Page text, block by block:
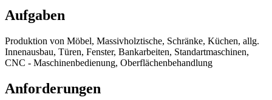
Aufgaben
Produktion von Möbel, Massivholztische, Schränke, Küchen, allg.
Innenausbau, Türen, Fenster, Bankarbeiten, Standartmaschinen,
CNC - Maschinenbedienung, Oberflächenbehandlung
Anforderungen